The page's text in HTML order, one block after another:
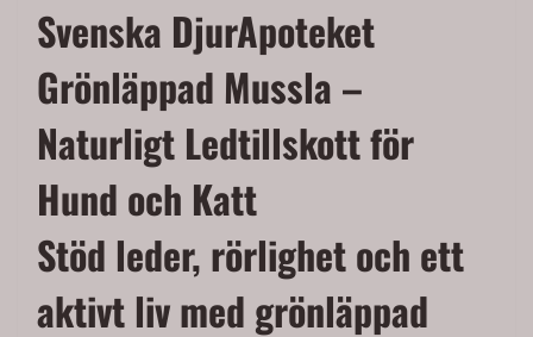
Svenska DjurApoteket
Grönläppad Mussla –
Naturligt Ledtillskott för
Hund och Katt
Stöd leder, rörlighet och ett
aktivt liv med grönläppad